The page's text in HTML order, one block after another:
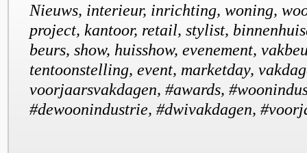
Nieuws, interieur, inrichting, woning,
project, kantoor, retail, stylist,
beurs, show, huisshow, evenement,
tentoonstelling, event, marketday,
voorjaarsvakdagen, #awards,
#dewoonindustrie, #dwivakdagen,